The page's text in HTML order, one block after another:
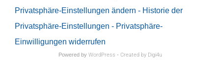
Privatsphäre-Einstellungen ändern - Historie der
Privatsphäre-Einstellungen - Privatsphäre-
Einwilligungen widerrufen
Powered by WordPress - Created by Digi4u